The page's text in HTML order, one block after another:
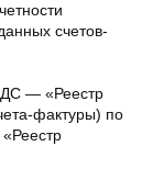
счетов-
— «Реестр
фактуры) по